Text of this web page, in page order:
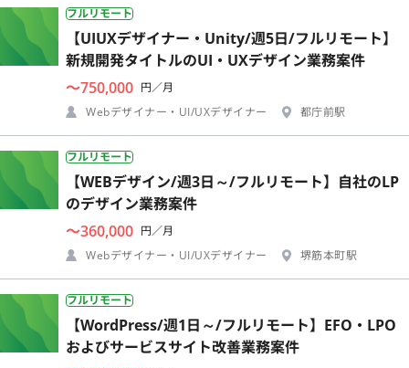
フルリモート
【UIUXデザイナー・Unity/週5日/フルリモート】
新規開発タイトルのUI・UXデザイン業務案件
〜750,000 円／月
Webデザイナー・UI/UXデザイナー
都庁前駅
フルリモート
【WEBデザイン/週3日～/フルリモート】自社のLP
のデザイン業務案件
〜360,000 円／月
Webデザイナー・UI/UXデザイナー
堺筋本町駅
フルリモート
【WordPress/週1日～/フルリモート】EFO・LPO
およびサービスサイト改善業務案件